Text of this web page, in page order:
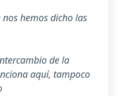
nos hemos dicho las
de la
aquí, tampoco